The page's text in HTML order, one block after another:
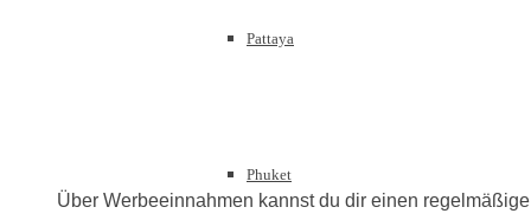
Pattaya
Phuket
Über Werbeeinnahmen kannst du dir einen